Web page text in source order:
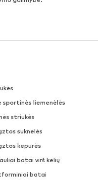
sportinės liemenėlės
striukės
suknelės
kepurės
batai virš kelių
batai